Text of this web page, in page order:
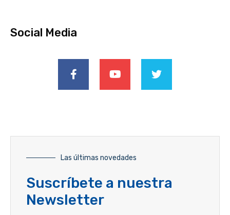
Social Media
Las últimas novedades
Suscríbete a nuestra
Newsletter